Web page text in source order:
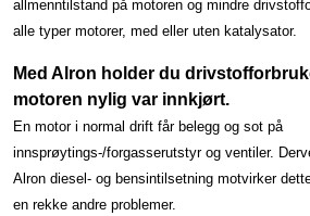
allmenntilstand på motoren og mindre
alle typer motorer, med eller uten katalysator.
Med Alron holder du
motoren nylig var innkjørt.
En motor i normal drift får belegg og sot på
innsprøytings-/forgasserutstyr og ventiler.
Alron diesel- og bensintilsetning motvirker
en rekke andre problemer.